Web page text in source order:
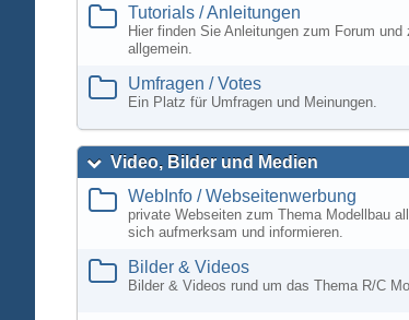
Tutorials / Anleitungen
Hier finden Sie Anleitungen zum Forum
allgemein.
Umfragen / Votes
Ein Platz für Umfragen und Meinungen.
Video, Bilder und Medien
WebInfo / Webseitenwerbung
private Webseiten zum Thema Modellbau
sich aufmerksam und informieren.
Bilder & Videos
Bilder & Videos rund um das Thema R/C